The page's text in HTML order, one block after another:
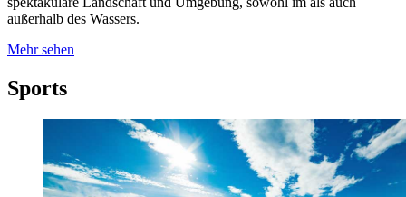
außerhalb des Wassers.
Mehr sehen
Sports